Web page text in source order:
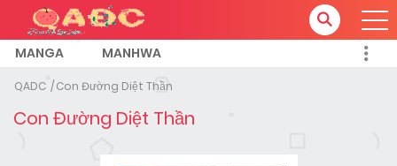
MANGA MANHWA
QADC Con Đường Diệt Thần
Con Đường Diệt Thần